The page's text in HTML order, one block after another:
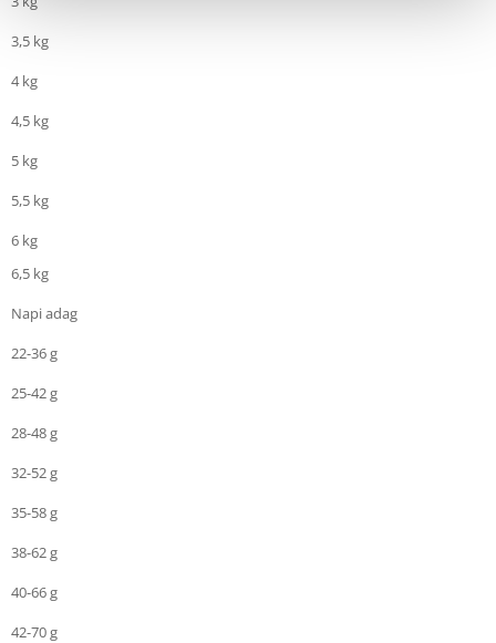
3,5 kg
4 kg
4,5 kg
5 kg
5,5 kg
6 kg
6,5 kg
Napi adag
22-36 g
25-42 g
28-48 g
32-52 g
35-58 g
38-62 g
40-66 g
42-70 g